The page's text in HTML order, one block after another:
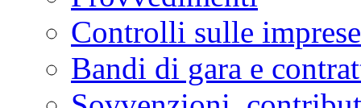
Controlli sulle imprese
Bandi di gara e